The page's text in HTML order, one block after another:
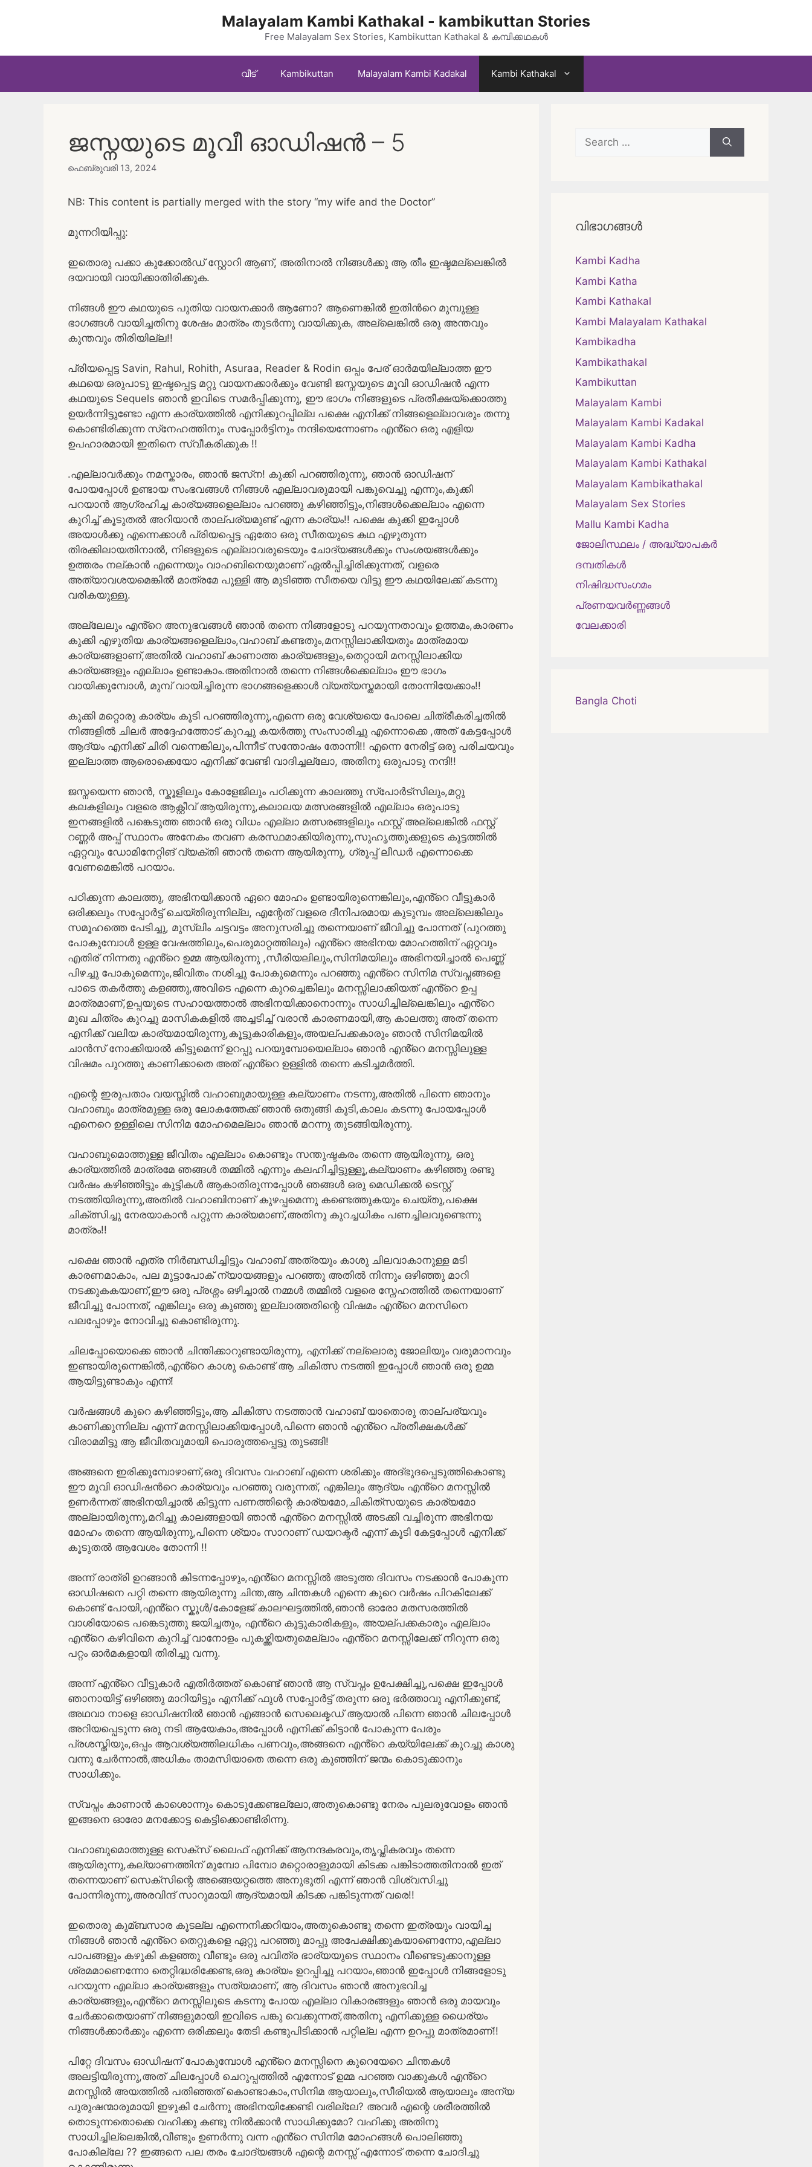
Malayalam Kambi Kathakal - kambikuttan Stories
Free Malayalam Sex Stories, Kambikuttan Kathakal & കമ്പിക്കഥകൾ
വീട് Kambikuttan Malayalam Kambi Kadakal Kambi Kathakal
ജസ്നയുടെ മൂവീ ഓഡിഷൻ – 5
ഫെബ്രുവരി 13, 2024
NB: This content is partially merged with the story “my wife and the Doctor”
മുന്നറിയിപ്പു:
ഇതൊരു പക്കാ കുക്കോൽഡ് സ്റ്റോറി ആണ്, അതിനാൽ നിങ്ങൾക്കു ആ തീം ഇഷ്ടമല്ലെങ്കിൽ
ദയവായി വായിക്കാതിരിക്കുക.
നിങ്ങൾ ഈ കഥയുടെ പുതിയ വായനക്കാർ ആണോ? ആണെങ്കിൽ ഇതിൻറെ മുമ്പുള്ള
ഭാഗങ്ങൾ വായിച്ചതിനു ശേഷം മാത്രം തുടർന്നു വായിക്കുക, അല്ലെങ്കിൽ ഒരു അന്തവും
കുന്തവും തിരിയില്ല!!
പ്രിയപ്പെട്ട Savin, Rahul, Rohith, Asuraa, Reader & Rodin ഒപ്പം പേര് ഓർമയില്ലാത്ത ഈ
കഥയെ ഒരുപാടു ഇഷ്ടപ്പെട്ട മറ്റു വായനക്കാർക്കും വേണ്ടി ജസ്നയുടെ മൂവി ഓഡിഷൻ എന്ന
കഥയുടെ Sequels ഞാൻ ഇവിടെ സമർപ്പിക്കുന്നു, ഈ ഭാഗം നിങ്ങളുടെ പ്രതീക്ഷയ്‌ക്കൊത്തു
ഉയർന്നിട്ടുണ്ടോ എന്ന കാര്യത്തിൽ എനിക്കുറപ്പില്ല പക്ഷെ എനിക്ക് നിങ്ങളെല്ലാവരും തന്നു
കൊണ്ടിരിക്കുന്ന സ്‌നേഹത്തിനും സപ്പോർട്ടിനും നന്ദിയെന്നോണം എൻ്റെ ഒരു എളിയ
ഉപഹാരമായി ഇതിനെ സ്വീകരിക്കുക !!
.എല്ലാവർക്കും നമസ്കാരം, ഞാൻ ജസ്‌ന! കുക്കി പറഞ്ഞിരുന്നു, ഞാൻ ഓഡിഷന്
പോയപ്പോൾ ഉണ്ടായ സംഭവങ്ങൾ നിങ്ങൾ എല്ലാവരുമായി പങ്കുവെച്ചു എന്നും,കുക്കി
പറയാൻ ആഗ്രഹിച്ച കാര്യങ്ങളെല്ലാം പറഞ്ഞു കഴിഞ്ഞിട്ടും,നിങ്ങൾക്കെല്ലാം എന്നെ
കുറിച്ച് കൂടുതൽ അറിയാൻ താല്പര്യമുണ്ട് എന്ന കാര്യം!! പക്ഷെ കുക്കി ഇപ്പോൾ
അയാൾക്കു എന്നെക്കാൾ പ്രിയപ്പെട്ട ഏതോ ഒരു സീതയുടെ കഥ എഴുതുന്ന
തിരക്കിലായതിനാൽ, നിങളുടെ എല്ലാവരുടെയും ചോദ്യങ്ങൾക്കും സംശയങ്ങൾക്കും
ഉത്തരം നല്കാൻ എന്നെയും വാഹബിനെയുമാണ് ഏൽപ്പിച്ചിരിക്കുന്നത്, വളരെ
അത്യാവശയമെങ്കിൽ മാത്രമേ പുള്ളി ആ മുടിഞ്ഞ സീതയെ വിട്ടു ഈ കഥയിലേക്ക് കടന്നു
വരികയുള്ളൂ.
അല്ലേലും എൻ്റെ അനുഭവങ്ങൾ ഞാൻ തന്നെ നിങ്ങളോടു പറയുന്നതാവും ഉത്തമം,കാരണം
കുക്കി എഴുതിയ കാര്യങ്ങളെല്ലാം,വഹാബ് കണ്ടതും,മനസ്സിലാക്കിയതും മാത്രമായ
കാര്യങ്ങളാണ്,അതിൽ വഹാബ് കാണാത്ത കാര്യങ്ങളും,തെറ്റായി മനസ്സിലാക്കിയ
കാര്യങ്ങളും എല്ലാം ഉണ്ടാകാം.അതിനാൽ തന്നെ നിങ്ങൾക്കെല്ലാം ഈ ഭാഗം
വായിക്കുമ്പോൾ, മുമ്പ് വായിച്ചിരുന്ന ഭാഗങ്ങളെക്കാൾ വ്യത്യസ്തമായി തോന്നിയേക്കാം!!
കുക്കി മറ്റൊരു കാര്യം കൂടി പറഞ്ഞിരുന്നു,എന്നെ ഒരു വേശ്യയെ പോലെ ചിത്രീകരിച്ചതിൽ
നിങ്ങളിൽ ചിലർ അദ്ദേഹത്തോട് കുറച്ചു കയർത്തു സംസാരിച്ചു എന്നൊക്കെ ,അത് കേട്ടപ്പോൾ
ആദ്യം എനിക്ക് ചിരി വന്നെങ്കിലും,പിന്നീട് സന്തോഷം തോന്നി!! എന്നെ നേരിട്ട് ഒരു പരിചയവും
ഇല്ലാത്ത ആരൊക്കെയോ എനിക്ക് വേണ്ടി വാദിച്ചല്ലോ, അതിനു ഒരുപാടു നന്ദി!!
ജസ്നയെന്ന ഞാൻ, സ്കൂളിലും കോളേജിലും പഠിക്കുന്ന കാലത്തു സ്പോർട്സിലും,മറ്റു
കലകളിലും വളരെ ആക്റ്റീവ് ആയിരുന്നു,കലാലയ മത്സരങ്ങളിൽ എല്ലാം ഒരുപാടു
ഇനങ്ങളിൽ പങ്കെടുത്ത ഞാൻ ഒരു വിധം എല്ലാ മത്സരങ്ങളിലും ഫസ്റ്റ് അല്ലെങ്കിൽ ഫസ്റ്റ്
റണ്ണർ അപ്പ് സ്ഥാനം അനേകം തവണ കരസ്ഥമാക്കിയിരുന്നു,സുഹൃത്തുക്കളുടെ കൂട്ടത്തിൽ
ഏറ്റവും ഡോമിനേറ്റിങ് വ്യക്തി ഞാൻ തന്നെ ആയിരുന്നു, ഗ്രൂപ്പ് ലീഡർ എന്നൊക്കെ
വേണമെങ്കിൽ പറയാം.
പഠിക്കുന്ന കാലത്തു, അഭിനയിക്കാൻ ഏറെ മോഹം ഉണ്ടായിരുന്നെങ്കിലും,എൻ്റെ വീട്ടുകാർ
ഒരിക്കലും സപ്പോർട്ട് ചെയ്തിരുന്നില്ല, എന്റേത് വളരെ ദീനിപരമായ കുടുമ്പം അല്ലെങ്കിലും
സമൂഹത്തെ പേടിച്ചു, മുസ്ലിം ചട്ടവട്ടം അനുസരിച്ചു തന്നെയാണ് ജീവിച്ചു പോന്നത് (പുറത്തു
പോകുമ്പോൾ ഉള്ള വേഷത്തിലും,പെരുമാറ്റത്തിലും) എൻ്റെ അഭിനയ മോഹത്തിന് ഏറ്റവും
എതിര് നിന്നതു എൻ്റെ ഉമ്മ ആയിരുന്നു ,സീരിയലിലും,സിനിമയിലും അഭിനയിച്ചാൽ പെണ്ണ്
പിഴച്ചു പോകുമെന്നും,ജീവിതം നശിച്ചു പോകുമെന്നും പറഞ്ഞു എൻ്റെ സിനിമ സ്വപ്നങ്ങളെ
പാടെ തകർത്തു കളഞ്ഞു,അവിടെ എന്നെ കുറച്ചെങ്കിലും മനസ്സിലാക്കിയത് എൻ്റെ ഉപ്പ
മാത്രമാണ്,ഉപ്പയുടെ സഹായത്താൽ അഭിനയിക്കാനൊന്നും സാധിച്ചില്ലെങ്കിലും എൻ്റെ
മുഖ ചിത്രം കുറച്ചു മാസികകളിൽ അച്ചടിച്ച് വരാൻ കാരണമായി,ആ കാലത്തു അത് തന്നെ
എനിക്ക് വലിയ കാര്യമായിരുന്നു,കൂട്ടുകാരികളും,അയല്പക്കകാരും ഞാൻ സിനിമയിൽ
ചാൻസ് നോക്കിയാൽ കിട്ടുമെന്ന് ഉറപ്പു പറയുമ്പോയെല്ലാം ഞാൻ എൻ്റെ മനസ്സിലുള്ള
വിഷമം പുറത്തു കാണിക്കാതെ അത് എൻ്റെ ഉള്ളിൽ തന്നെ കടിച്ചമർത്തി.
എന്റെ ഇരുപതാം വയസ്സിൽ വഹാബുമായുള്ള കല്യാണം നടന്നു,അതിൽ പിന്നെ ഞാനും
വഹാബും മാത്രമുള്ള ഒരു ലോകത്തേക്ക് ഞാൻ ഒതുങ്ങി കൂടി,കാലം കടന്നു പോയപ്പോൾ
എനെറെ ഉള്ളിലെ സിനിമ മോഹമെല്ലാം ഞാൻ മറന്നു തുടങ്ങിയിരുന്നു.
വഹാബുമൊത്തുള്ള ജീവിതം എല്ലാം കൊണ്ടും സന്തുഷ്ടകരം തന്നെ ആയിരുന്നു, ഒരു
കാര്യത്തിൽ മാത്രമേ ഞങ്ങൾ തമ്മിൽ എന്നും കലഹിച്ചിട്ടുള്ളൂ,കല്യാണം കഴിഞ്ഞു രണ്ടു
വർഷം കഴിഞ്ഞിട്ടും കുട്ടികൾ ആകാതിരുന്നപ്പോൾ ഞങ്ങൾ ഒരു മെഡിക്കൽ ടെസ്റ്റ്
നടത്തിയിരുന്നു,അതിൽ വഹാബിനാണ് കുഴപ്പമെന്നു കണ്ടെത്തുകയും ചെയ്തു,പക്ഷെ
ചിക്ത്സിച്ചു നേരയാകാൻ പറ്റുന്ന കാര്യമാണ്,അതിനു കുറച്ചധികം പണച്ചിലവുണ്ടെന്നു
മാത്രം!!
പക്ഷെ ഞാൻ എത്ര നിർബന്ധിച്ചിട്ടും വഹാബ് അത്രയും കാശു ചിലവാകാനുള്ള മടി
കാരണമാകാം, പല മുട്ടാപോക് ന്യായങ്ങളും പറഞ്ഞു അതിൽ നിന്നും ഒഴിഞ്ഞു മാറി
നടക്കുകകയാണ്,ഈ ഒരു പ്രശ്നം ഒഴിച്ചാൽ നമ്മൾ തമ്മിൽ വളരെ സ്നേഹത്തിൽ തന്നെയാണ്
ജീവിച്ചു പോന്നത്, എങ്കിലും ഒരു കുഞ്ഞു ഇല്ലാത്തതിന്റെ വിഷമം എൻ്റെ മനസിനെ
പലപ്പോഴും നോവിച്ചു കൊണ്ടിരുന്നു.
ചിലപ്പോയൊക്കെ ഞാൻ ചിന്തിക്കാറുണ്ടായിരുന്നു, എനിക്ക് നല്ലൊരു ജോലിയും വരുമാനവും
ഇണ്ടായിരുന്നെങ്കിൽ,എൻ്റെ കാശു കൊണ്ട് ആ ചികിത്സ നടത്തി ഇപ്പോൾ ഞാൻ ഒരു ഉമ്മ
ആയിട്ടുണ്ടാകും എന്ന്!
വർഷങ്ങൾ കുറെ കഴിഞ്ഞിട്ടും,ആ ചികിത്സ നടത്താൻ വഹാബ് യാതൊരു താല്പര്യവും
കാണിക്കുന്നില്ല എന്ന് മനസ്സിലാക്കിയപ്പോൾ,പിന്നെ ഞാൻ എൻ്റെ പ്രതീക്ഷകൾക്ക്
വിരാമമിട്ടു ആ ജീവിതവുമായി പൊരുത്തപ്പെട്ടു തുടങ്ങി!
അങ്ങനെ ഇരിക്കുമ്പോഴാണ്,ഒരു ദിവസം വഹാബ് എന്നെ ശരിക്കും അദ്‌ഭുദപ്പെടുത്തികൊണ്ടു
ഈ മൂവി ഓഡിഷൻറെ കാര്യവും പറഞ്ഞു വരുന്നത്, എങ്കിലും ആദ്യം എൻ്റെ മനസ്സിൽ
ഉണർന്നത് അഭിനയിച്ചാൽ കിട്ടുന്ന പണത്തിന്റെ കാര്യമോ,ചികിത്‌സയുടെ കാര്യമോ
അല്ലായിരുന്നു,മറിച്ചു കാലങ്ങളായി ഞാൻ എൻ്റെ മനസ്സിൽ അടക്കി വച്ചിരുന്ന അഭിനയ
മോഹം തന്നെ ആയിരുന്നു,പിന്നെ ശ്യാം സാറാണ് ഡയറക്ടർ എന്ന് കൂടി കേട്ടപ്പോൾ എനിക്ക്
കൂടുതൽ ആവേശം തോന്നി !!
അന്ന് രാത്രി ഉറങ്ങാൻ കിടന്നപ്പോഴും,എൻ്റെ മനസ്സിൽ അടുത്ത ദിവസം നടക്കാൻ പോകുന്ന
ഓഡിഷനെ പറ്റി തന്നെ ആയിരുന്നു ചിന്ത,ആ ചിന്തകൾ എന്നെ കുറെ വർഷം പിറകിലേക്ക്
കൊണ്ട് പോയി,എൻ്റെ സ്കൂൾ/കോളേജ് കാലഘട്ടത്തിൽ,ഞാൻ ഓരോ മതസരത്തിൽ
വാശിയോടെ പങ്കെടുത്തു ജയിച്ചതും, എൻ്റെ കൂട്ടുകാരികളും, അയല്പക്കകാരും എല്ലാം
എൻ്റെ കഴിവിനെ കുറിച്ച് വാനോളം പുകഴ്ത്തിയതുമെല്ലാം എൻ്റെ മനസ്സിലേക്ക് നീറുന്ന ഒരു
പറ്റം ഓർമകളായി തിരിച്ചു വന്നു.
അന്ന് എൻ്റെ വീട്ടുകാർ എതിർത്തത്‌ കൊണ്ട് ഞാൻ ആ സ്വപ്നം ഉപേക്ഷിച്ചു,പക്ഷെ ഇപ്പോൾ
ഞാനായിട്ട് ഒഴിഞ്ഞു മാറിയിട്ടും എനിക്ക് ഫുൾ സപ്പോർട്ട് തരുന്ന ഒരു ഭർത്താവു എനിക്കുണ്ട്,
അഥവാ നാളെ ഓഡിഷനിൽ ഞാൻ എങ്ങാൻ സെലെക്ടഡ് ആയാൽ പിന്നെ ഞാൻ ചിലപ്പോൾ
അറിയപ്പെടുന്ന ഒരു നടി ആയേകാം,അപ്പോൾ എനിക്ക് കിട്ടാൻ പോകുന്ന പേരും
പ്രശസ്തിയും,ഒപ്പം ആവശ്യത്തിലധികം പണവും,അങ്ങനെ എൻ്റെ കയ്യിലേക്ക് കുറച്ചു കാശു
വന്നു ചേർന്നാൽ,അധികം താമസിയാതെ തന്നെ ഒരു കുഞ്ഞിന് ജന്മം കൊടുക്കാനും
സാധിക്കും.
സ്വപ്നം കാണാൻ കാശൊന്നും കൊടുക്കേണ്ടല്ലോ,അതുകൊണ്ടു നേരം പുലരുവോളം ഞാൻ
ഇങ്ങനെ ഓരോ മനക്കോട്ട കെട്ടിക്കൊണ്ടിരിന്നു.
വഹാബുമൊത്തുള്ള സെക്സ് ലൈഫ് എനിക്ക് ആനന്ദകരവും,തൃപ്തികരവും തന്നെ
ആയിരുന്നു,കല്യാണത്തിന് മുമ്പോ പിമ്പോ മറ്റൊരാളുമായി കിടക്ക പങ്കിടാത്തതിനാൽ ഇത്
തന്നെയാണ് സെക്സിന്റെ അങ്ങെയറ്റത്തെ അനുഭൂതി എന്ന് ഞാൻ വിശ്വസിച്ചു
പോന്നിരുന്നു,അരവിന്ദ് സാറുമായി ആദ്യമായി കിടക്ക പങ്കിടുന്നത് വരെ!!
ഇതൊരു കുമ്ബസാര കൂടല്ല എന്നെനിക്കറിയാം,അതുകൊണ്ടു തന്നെ ഇത്രയും വായിച്ച
നിങ്ങൾ ഞാൻ എൻ്റെ തെറ്റുകളെ ഏറ്റു പറഞ്ഞു മാപ്പു അപേക്ഷിക്കുകയാണെന്നോ,എല്ലാ
പാപങ്ങളും കഴുകി കളഞ്ഞു വീണ്ടും ഒരു പവിത്ര ഭാര്യയുടെ സ്ഥാനം വീണ്ടെടുക്കാനുള്ള
ശ്രമമാണെന്നോ തെറ്റിദ്ധരിക്കേണ്ട,ഒരു കാര്യം ഉറപ്പിച്ചു പറയാം,ഞാൻ ഇപ്പോൾ നിങ്ങളോടു
പറയുന്ന എല്ലാ കാര്യങ്ങളും സത്യമാണ്, ആ ദിവസം ഞാൻ അനുഭവിച്ച
കാര്യങ്ങളും,എൻ്റെ മനസ്സിലൂടെ കടന്നു പോയ എല്ലാ വികാരങ്ങളും ഞാൻ ഒരു മായവും
ചേർക്കാതെയാണ് നിങ്ങളുമായി ഇവിടെ പങ്കു വെക്കുന്നത്,അതിനു എനിക്കുള്ള ധൈര്യം
നിങ്ങൾക്കാർക്കും എന്നെ ഒരിക്കലും തേടി കണ്ടുപിടിക്കാൻ പറ്റില്ല എന്ന ഉറപ്പു മാത്രമാണ്!!
പിറ്റേ ദിവസം ഓഡിഷന് പോകുമ്പോൾ എൻ്റെ മനസ്സിനെ കുറെയേറെ ചിന്തകൾ
അലട്ടിയിരുന്നു,അത് ചിലപ്പോൾ ചെറുപ്പത്തിൽ എന്നോട് ഉമ്മ പറഞ്ഞ വാക്കുകൾ എൻ്റെ
മനസ്സിൽ അയത്തിൽ പതിഞ്ഞത് കൊണ്ടാകാം,സിനിമ ആയാലും,സീരിയൽ ആയാലും അന്യ
പുരുഷന്മാരുമായി ഇഴുകി ചേർന്നു അഭിനയിക്കേണ്ടി വരില്ലേ? അവർ എന്റെ ശരീരത്തിൽ
തൊടുന്നതൊക്കെ വഹിക്കു കണ്ടു നിൽക്കാൻ സാധിക്കുമോ? വഹിക്കു അതിനു
സാധിച്ചില്ലെങ്കിൽ,വീണ്ടും ഉണർന്നു വന്ന എൻ്റെ സിനിമ മോഹങ്ങൾ പൊലിഞ്ഞു
പോകില്ലേ ?? ഇങ്ങനെ പല തരം ചോദ്യങ്ങൾ എന്റെ മനസ്സ് എന്നോട് തന്നെ ചോദിച്ചു
Search
for:
വിഭാഗങ്ങൾ
Kambi Kadha
Kambi Katha
Kambi Kathakal
Kambi Malayalam Kathakal
Kambikadha
Kambikathakal
Kambikuttan
Malayalam Kambi
Malayalam Kambi Kadakal
Malayalam Kambi Kadha
Malayalam Kambi Kathakal
Malayalam Kambikathakal
Malayalam Sex Stories
Mallu Kambi Kadha
ജോലിസ്ഥലം / അദ്ധ്യാപകർ
ദമ്പതികള്‍
നിഷിദ്ധസംഗമം
പ്രണയവർണ്ണങ്ങൾ
വേലക്കാരി
Bangla Choti